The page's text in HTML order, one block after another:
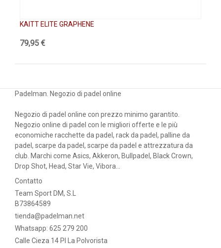
KAITT ELITE GRAPHENE
79,95 €
Padelman. Negozio di padel online
Negozio di padel online con prezzo minimo garantito.
Negozio online di padel con le migliori offerte e le più
economiche racchette da padel, rack da padel, palline da
padel, scarpe da padel, scarpe da padel e attrezzatura da
club. Marchi come Asics, Akkeron, Bullpadel, Black Crown,
Drop Shot, Head, Star Vie, Vibora...
Contatto
Team Sport DM, S.L
B73864589
tienda@padelman.net
Whatsapp: 625 279 200
Calle Cieza 14 PI La Polvorista